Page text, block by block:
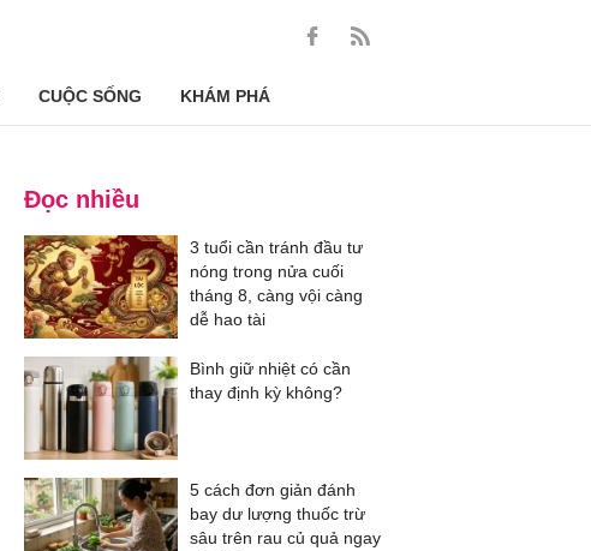
CUỘC SỐNG KHÁM PHÁ
Đọc nhiều
3 tuổi cần tránh đầu tư
nóng trong nửa cuối
tháng 8, càng vội càng
dễ hao tài
Bình giữ nhiệt có cần
thay định kỳ không?
5 cách đơn giản đánh
bay dư lượng thuốc trừ
sâu trên rau củ quả ngay